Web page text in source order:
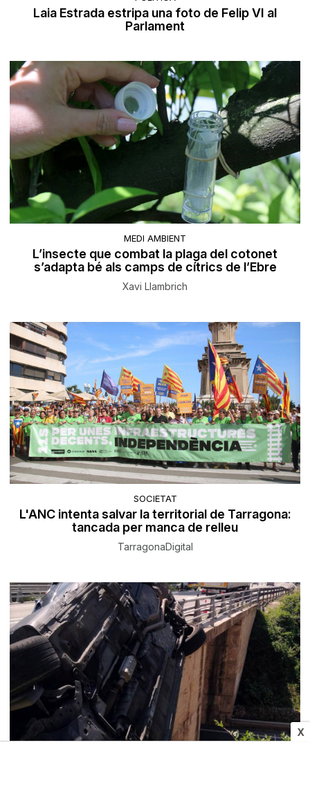
X
Laia Estrada estripa una foto de Felip VI al
Parlament
MEDI AMBIENT
L’insecte que combat la plaga del cotonet
s’adapta bé als camps de cítrics de l’Ebre
Xavi Llambrich
SOCIETAT
L'ANC intenta salvar la territorial de Tarragona:
tancada per manca de relleu
TarragonaDigital